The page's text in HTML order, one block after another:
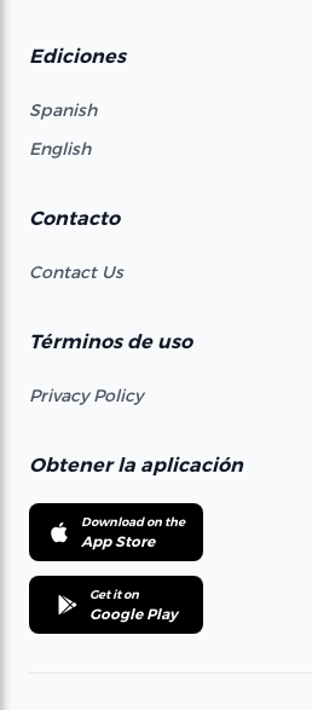
Ediciones
Spanish
English
Contacto
Contact Us
Términos de uso
Privacy Policy
Obtener la aplicación
Download on the
App Store
Get it on
Google Play